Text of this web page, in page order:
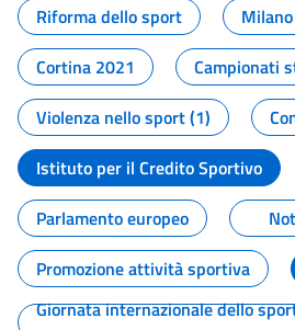
Riforma dello sport
Cortina 2021
Campionati
Violenza nello sport (1)
Istituto per il Credito Sportivo
Parlamento europeo
Promozione attività sportiva
Giornata internazionale dello